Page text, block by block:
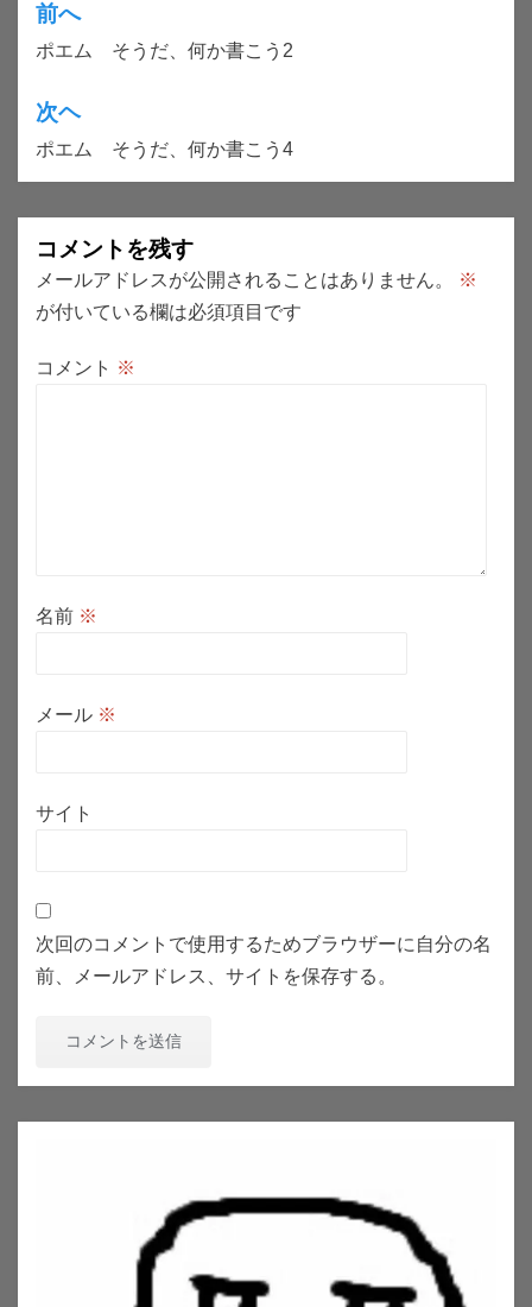
投
稿
ナ
ビ
ゲ
ー
シ
ョ
ン
前へ
ポエム そうだ、何か書こう2
次ヘ
ポエム そうだ、何か書こう4
コメントを残す
メールアドレスが公開されることはありません。
※
が付いている欄は必須項目です
コメント ※
名前 ※
メール ※
サイト
次回のコメントで使用するためブラウザーに自分の名
前、メールアドレス、サイトを保存する。